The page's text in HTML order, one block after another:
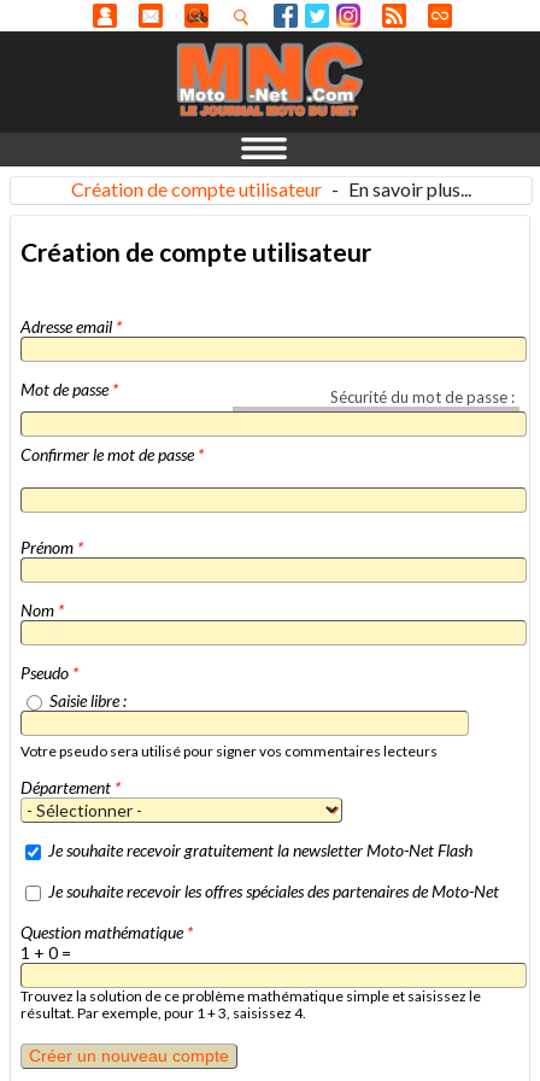
Création de compte utilisateur - En savoir plus...
Création de compte utilisateur
Adresse email *
Sécurité du mot de passe :
Mot de passe*
Confirmer le mot de passe*
Prénom *
Nom *
Pseudo *
Saisie libre :
Votre pseudo sera utilisé pour signer vos commentaires lecteurs
Département *
Je souhaite recevoir gratuitement la newsletter Moto-Net Flash
Je souhaite recevoir les offres spéciales des partenaires de Moto-Net
Question mathématique*
1 + 0 =
Trouvez la solution de ce problème mathématique simple et saisissez le
résultat. Par exemple, pour 1 + 3, saisissez 4.